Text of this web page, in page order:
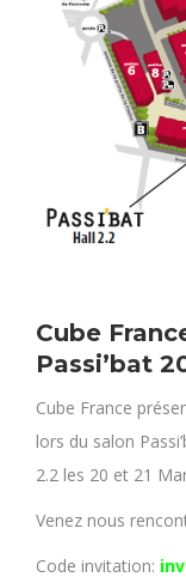
Cube
Passi’bat
Cube France
lors du salon
2.2 les 20 et 21
Venez nous
Code invitation: